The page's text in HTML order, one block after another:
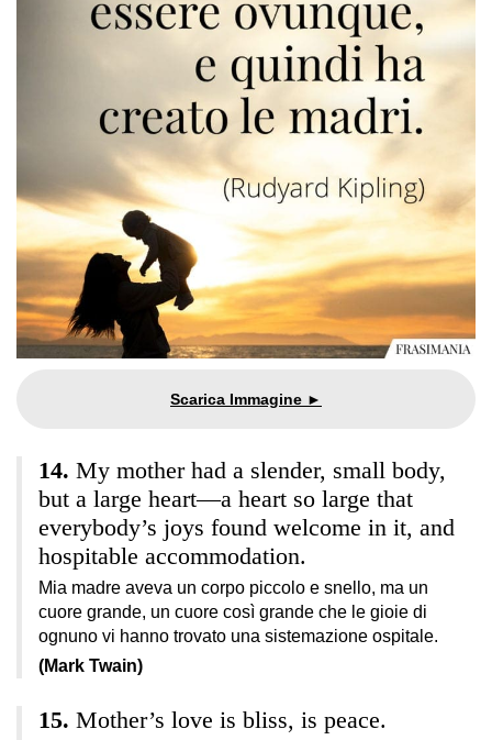
My mother had a slender, small body,
but a large heart—a heart so large that
everybody’s joys found welcome in it, and
hospitable accommodation.
Mia madre aveva un corpo piccolo e snello, ma un
cuore grande, un cuore così grande che le gioie di
ognuno vi hanno trovato una sistemazione ospitale.
(Mark Twain)
Mother’s love is bliss, is peace.